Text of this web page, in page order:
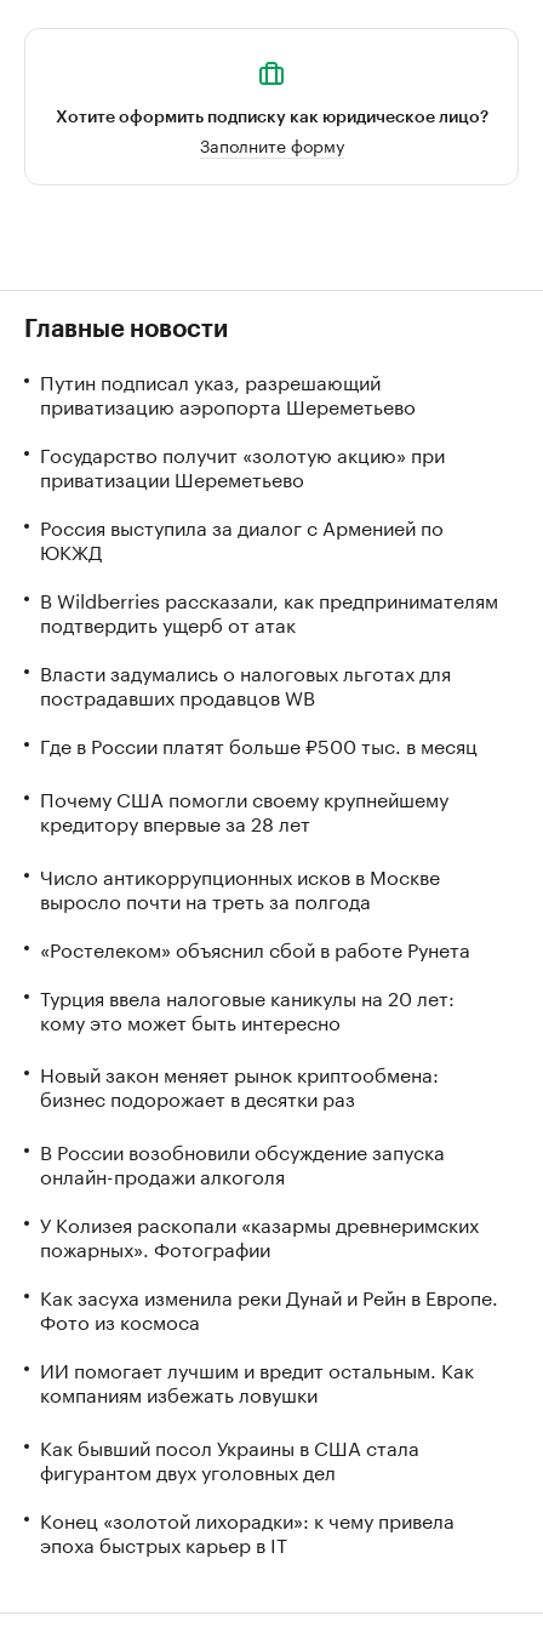
Хотите оформить подписку как юридическое лицо?
Заполните форму
Главные новости
Путин подписал указ, разрешающий
приватизацию аэропорта Шереметьево
Государство получит «золотую акцию» при
приватизации Шереметьево
Россия выступила за диалог с Арменией по
ЮКЖД
В Wildberries рассказали, как предпринимателям
подтвердить ущерб от атак
Власти задумались о налоговых льготах для
пострадавших продавцов WB
Где в России платят больше ₽500 тыс. в месяц
Почему США помогли своему крупнейшему
кредитору впервые за 28 лет
Число антикоррупционных исков в Москве
выросло почти на треть за полгода
«Ростелеком» объяснил сбой в работе Рунета
Турция ввела налоговые каникулы на 20 лет:
кому это может быть интересно
Новый закон меняет рынок криптообмена:
бизнес подорожает в десятки раз
В России возобновили обсуждение запуска
онлайн-продажи алкоголя
У Колизея раскопали «казармы древнеримских
пожарных». Фотографии
Как засуха изменила реки Дунай и Рейн в Европе.
Фото из космоса
ИИ помогает лучшим и вредит остальным. Как
компаниям избежать ловушки
Как бывший посол Украины в США стала
фигурантом двух уголовных дел
Конец «золотой лихорадки»: к чему привела
эпоха быстрых карьер в IT